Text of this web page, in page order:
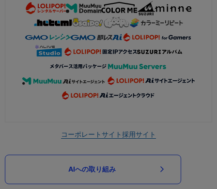
コーポレートサイト採用サイト
AIへの取り組み